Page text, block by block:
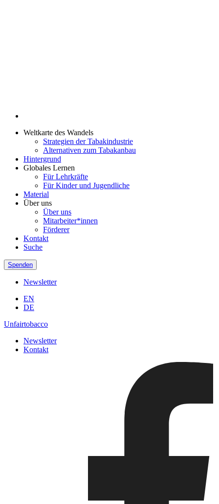
Weltkarte des Wandels
Strategien der Tabakindustrie
Alternativen zum Tabakanbau
Hintergrund
Globales Lernen
Für Lehrkräfte
Für Kinder und Jugendliche
Material
Über uns
Über uns
Mitarbeiter*innen
Förderer
Kontakt
Suche
Spenden
Newsletter
EN
DE
Unfairtobacco
Newsletter
Kontakt